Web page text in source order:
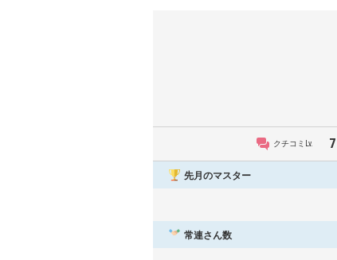
クチコミLv. 7
先月のマスター
常連さん数